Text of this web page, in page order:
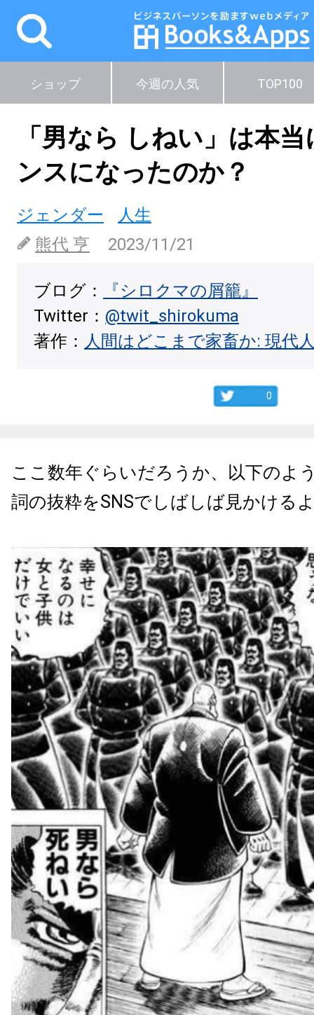
ショップ 今週の人気 TOP100
「男なら しねい」は本
ンスになったのか？
ジェンダー
人生
熊代 亨
2023/11/21
ブログ：
『シロクマの屑籠』
Twitter： @twit_shirokuma
著作： 人間はどこまで家畜か: 現代
0
ここ数年ぐらいだろうか、以下のよ
詞の抜粋をSNSでしばしば見かける